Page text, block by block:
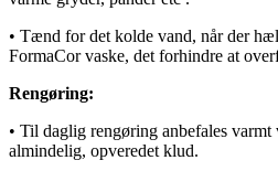
• Tænd for det kolde vand, når der
FormaCor vaske, det forhindre at
Rengøring:
• Til daglig rengøring anbefales varmt
almindelig, opveredet klud.